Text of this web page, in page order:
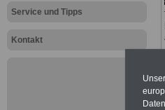
Service und Tipps
Kontakt